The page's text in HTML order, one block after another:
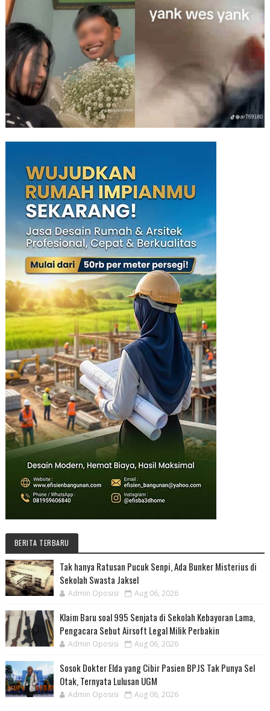
BERITA TERBARU
Tak hanya Ratusan Pucuk Senpi, Ada Bunker Misterius di
Sekolah Swasta Jaksel
Admin Oposisi Aug 06, 2026
Klaim Baru soal 995 Senjata di Sekolah Kebayoran Lama,
Pengacara Sebut Airsoft Legal Milik Perbakin
Admin Oposisi Aug 06, 2026
Sosok Dokter Elda yang Cibir Pasien BPJS Tak Punya Sel
Otak, Ternyata Lulusan UGM
Admin Oposisi Aug 06, 2026